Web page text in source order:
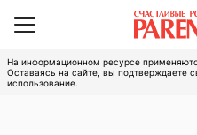
На информационном ресурсе
Оставаясь на сайте, вы подтверждаете
использование.